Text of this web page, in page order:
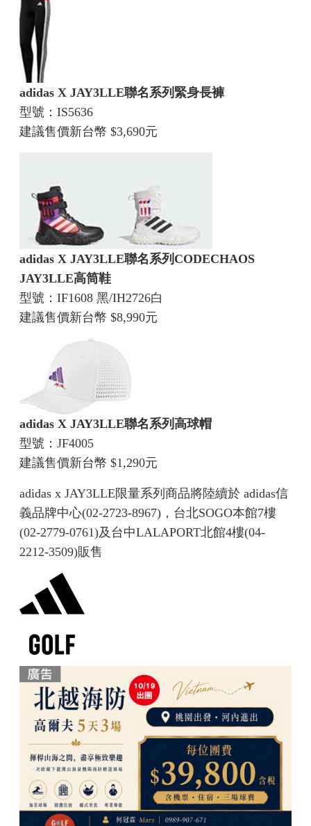
adidas X JAY3LLE聯名系列緊身長褲
型號：IS5636
建議售價新台幣 $3,690元
adidas X JAY3LLE聯名系列CODECHAOS
JAY3LLE高筒鞋
型號：IF1608 黑/IH2726白
建議售價新台幣 $8,990元
adidas X JAY3LLE聯名系列高球帽
型號：JF4005
建議售價新台幣 $1,290元
adidas x JAY3LLE限量系列商品將陸續於 adidas信
義品牌中心(02-2723-8967)，台北SOGO本館7樓
(02-2779-0761)及台中LALAPORT北館4樓(04-
2212-3509)販售